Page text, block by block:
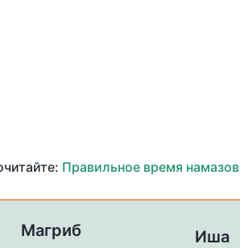
Правильное время намазов
Магриб Иша